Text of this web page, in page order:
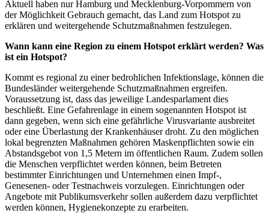
Aktuell haben nur Hamburg und Mecklenburg-Vorpommern von
der Möglichkeit Gebrauch gemacht, das Land zum Hotspot zu
erklären und weitergehende Schutzmaßnahmen festzulegen.
Wann kann eine Region zu einem Hotspot erklärt werden? Was
ist ein Hotspot?
Kommt es regional zu einer bedrohlichen Infektionslage, können die
Bundesländer weitergehende Schutzmaßnahmen ergreifen.
Voraussetzung ist, dass das jeweilige Landesparlament dies
beschließt. Eine Gefahrenlage in einem sogenannten Hotspot ist
dann gegeben, wenn sich eine gefährliche Virusvariante ausbreitet
oder eine Überlastung der Krankenhäuser droht. Zu den möglichen
lokal begrenzten Maßnahmen gehören Maskenpflichten sowie ein
Abstandsgebot von 1,5 Metern im öffentlichen Raum. Zudem sollen
die Menschen verpflichtet werden können, beim Betreten
bestimmter Einrichtungen und Unternehmen einen Impf-,
Genesenen- oder Testnachweis vorzulegen. Einrichtungen oder
Angebote mit Publikumsverkehr sollen außerdem dazu verpflichtet
werden können, Hygienekonzepte zu erarbeiten.